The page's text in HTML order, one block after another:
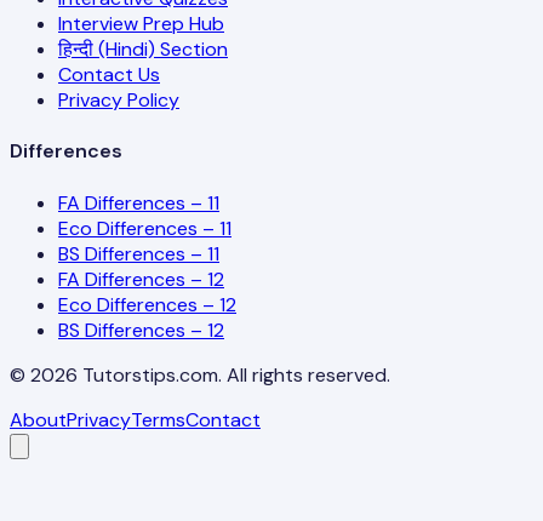
Interview Prep Hub
हिन्दी (Hindi) Section
Contact Us
Privacy Policy
Differences
FA Differences – 11
Eco Differences – 11
BS Differences – 11
FA Differences – 12
Eco Differences – 12
BS Differences – 12
© 2026 Tutorstips.com. All rights reserved.
AboutPrivacyTermsContact